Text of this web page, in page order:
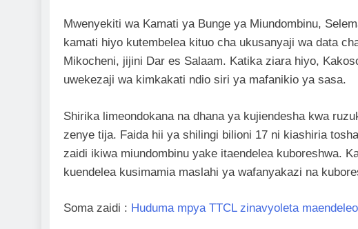
Mwenyekiti wa Kamati ya Bunge ya Miundombinu,
kamati hiyo kutembelea kituo cha ukusanyaji wa data
Mikocheni, jijini Dar es Salaam. Katika ziara hiyo,
uwekezaji wa kimkakati ndio siri ya mafanikio ya sasa.
Shirika limeondokana na dhana ya kujiendesha kwa
zenye tija. Faida hii ya shilingi bilioni 17 ni kiashiria
zaidi ikiwa miundombinu yake itaendelea kuboreshwa.
kuendelea kusimamia maslahi ya wafanyakazi na
Soma zaidi : Huduma mpya TTCL zinavyoleta